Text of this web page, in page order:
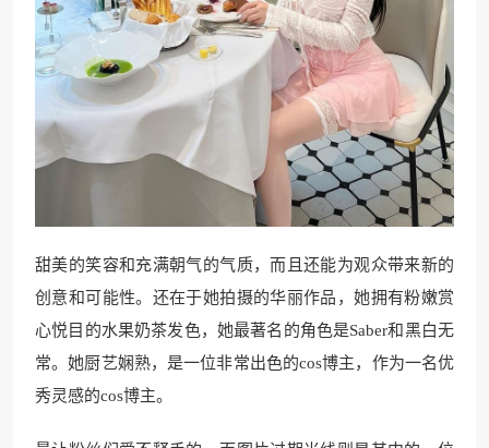
甜美的笑容和充满朝气的气质，而且还能为观众带来新的
创意和可能性。还在于她拍摄的华丽作品，她拥有粉嫩赏
心悦目的水果奶茶发色，她最著名的角色是Saber和黑白无
常。她厨艺娴熟，是一位非常出色的cos博主，作为一名优
秀灵感的cos博主。